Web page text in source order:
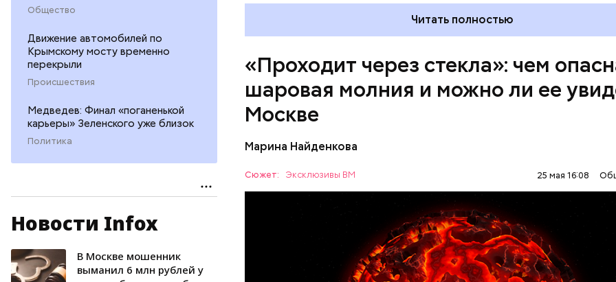
Общество
Движение автомобилей по
Крымскому мосту временно
перекрыли
Происшествия
Медведев: Финал «поганенькой
карьеры» Зеленского уже близок
Политика
Новости Infox
В Москве мошенник
выманил 6 млн рублей у
Читать полностью
«Проходит через стекла»: чем
шаровая молния и можно ли ее
Москве
Марина Найденкова
Сюжет: Эксклюзивы ВМ 25 мая 16:08
— Маленькие — от одного сантиметра, средние — около 20
сантиметров, а самые большие могут доходить до
Шаровая молния проходит и через стекла, даже часто не
следов. Она как капля стекает, растекается. Может и в окно
МОЛНИИ ПОГОДА